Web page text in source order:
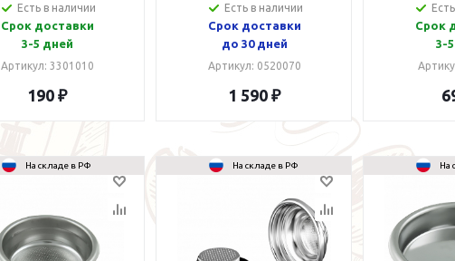
Есть в наличии
Срок доставки
3-5 дней
Артикул: 3301010
190 ₽
варочной группе
Есть в наличии
Срок доставки
до 30 дней
Артикул: 0520070
1 590 ₽
Срок
3-
На складе в РФ На складе в РФ На